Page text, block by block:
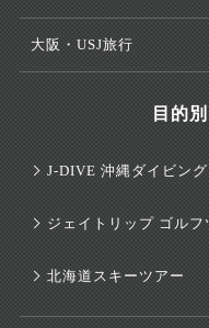
大阪・USJ旅行
目的
J-DIVE 沖縄ダイビン
ジェイトリップ ゴルフ
北海道スキーツアー